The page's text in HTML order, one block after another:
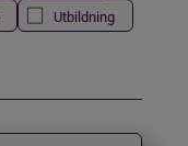
Utbildning